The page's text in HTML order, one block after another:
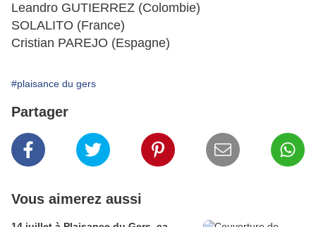
Leandro GUTIERREZ (Colombie)
SOLALITO (France)
Cristian PAREJO (Espagne)
#plaisance du gers
Partager
Vous aimerez aussi